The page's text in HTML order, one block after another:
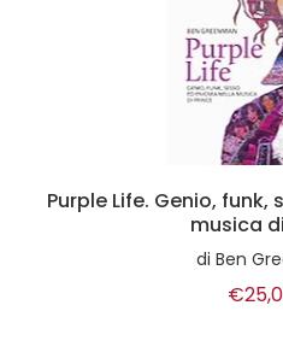
Purple Life. Genio,
musica
di Ben